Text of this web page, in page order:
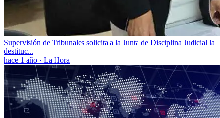
Supervisión de Tribunales solicita a la Junta de Disciplina Judicial la
destituc...
hace 1 año · La Hora